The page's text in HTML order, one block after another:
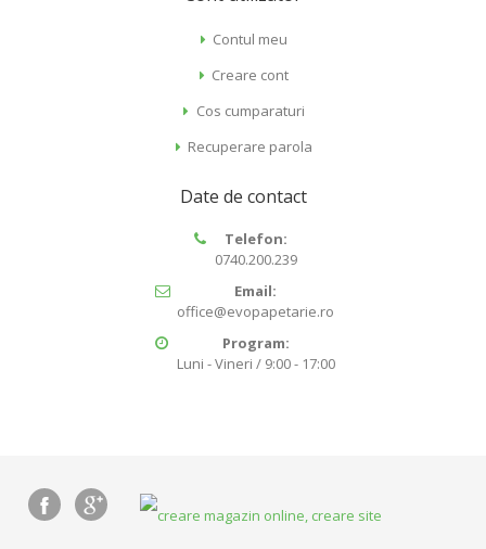
Contul meu
Creare cont
Cos cumparaturi
Recuperare parola
Date de contact
Telefon:
0740.200.239
Email:
office@evopapetarie.ro
Program:
Luni - Vineri / 9:00 - 17:00